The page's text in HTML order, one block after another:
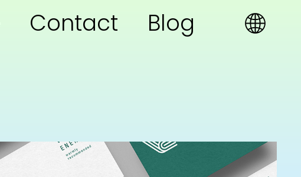
Contact Blog